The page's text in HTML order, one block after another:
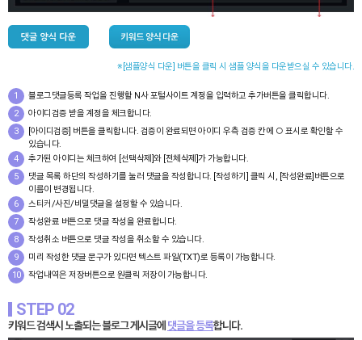
※[샘플양식 다운] 버튼을 클릭 시 샘플 양식을 다운받으실 수 있습니다.
1
블로그댓글등록 작업을 진행할 N사 포털사이트 계정을 입력하고 추가버튼을 클릭합니다.
2
아이디검증 받을 계정을 체크합니다.
3
[아이디검증] 버튼을 클릭합니다. 검증이 완료되면 아이디 우측 검증 칸에 ○ 표시로 확인할 수
있습니다.
4
추가된 아이디는 체크하여 [선택삭제]와 [전체삭제]가 가능합니다.
5
댓글 목록 하단의 작성하기를 눌러 댓글을 작성합니다. [작성하기] 클릭 시, [작성완료]버튼으로
이름이 변경됩니다.
6
스티커/사진/비밀댓글을 설정할 수 있습니다.
7
작성완료 버튼으로 댓글 작성을 완료합니다.
8
작성취소 버튼으로 댓글 작성을 취소할 수 있습니다.
9
미리 작성한 댓글 문구가 있다면 텍스트 파일(TXT)로 등록이 가능합니다.
10
작업내역은 저장버튼으로 원클릭 저장이 가능합니다.
STEP 02
키워드 검색시 노출되는 블로그 게시글에 댓글을 등록합니다.